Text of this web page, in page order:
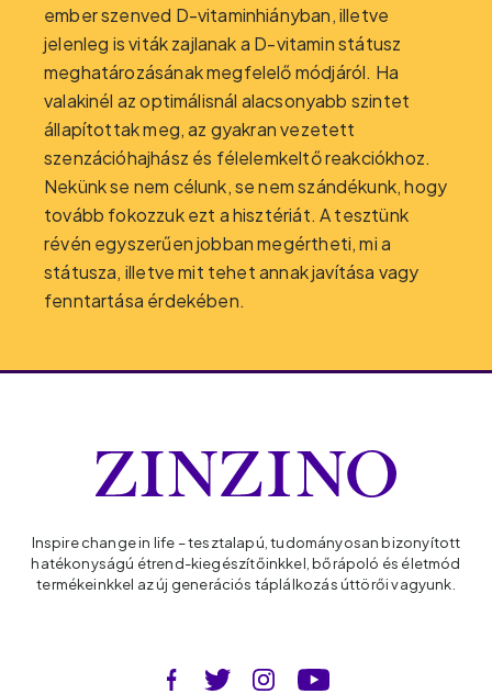
ember szenved D-vitaminhiányban, illetve
jelenleg is viták zajlanak a D-vitamin státusz
meghatározásának megfelelő módjáról. Ha
valakinél az optimálisnál alacsonyabb szintet
állapítottak meg, az gyakran vezetett
szenzációhajhász és félelemkeltő reakciókhoz.
Nekünk se nem célunk, se nem szándékunk, hogy
tovább fokozzuk ezt a hisztériát. A tesztünk
révén egyszerűen jobban megértheti, mi a
státusza, illetve mit tehet annak javítása vagy
fenntartása érdekében.
Inspire change in life – tesztalapú, tudományosan bizonyított
hatékonyságú étrend-kiegészítőinkkel, bőrápoló és életmód
termékeinkkel az új generációs táplálkozás úttörői vagyunk.